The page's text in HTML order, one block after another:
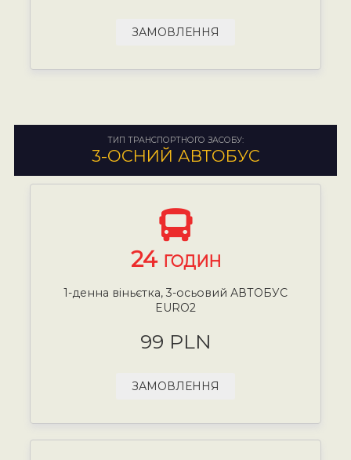
ЗАМОВЛЕННЯ
ТИП ТРАНСПОРТНОГО ЗАСОБУ:
3-ОСНИЙ АВТОБУС
24 ГОДИН
1-денна віньєтка, 3-осьовий АВТОБУС
EURO2
99 PLN
ЗАМОВЛЕННЯ